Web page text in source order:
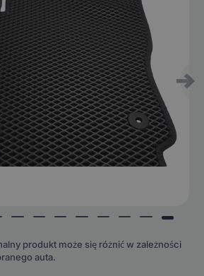
produkt może się różnić w zależności
auta.